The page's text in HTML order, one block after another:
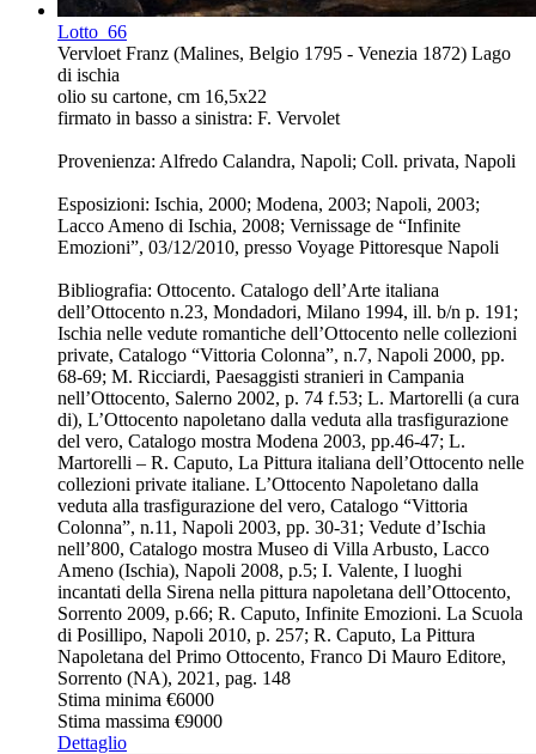
Lotto 66
Vervloet Franz (Malines, Belgio 1795 - Venezia 1872) Lago
di ischia
olio su cartone, cm 16,5x22
firmato in basso a sinistra: F. Vervolet
Provenienza: Alfredo Calandra, Napoli; Coll. privata, Napoli
Esposizioni: Ischia, 2000; Modena, 2003; Napoli, 2003;
Lacco Ameno di Ischia, 2008; Vernissage de “Infinite
Emozioni”, 03/12/2010, presso Voyage Pittoresque Napoli
Bibliografia: Ottocento. Catalogo dell’Arte italiana
dell’Ottocento n.23, Mondadori, Milano 1994, ill. b/n p. 191;
Ischia nelle vedute romantiche dell’Ottocento nelle collezioni
private, Catalogo “Vittoria Colonna”, n.7, Napoli 2000, pp.
68-69; M. Ricciardi, Paesaggisti stranieri in Campania
nell’Ottocento, Salerno 2002, p. 74 f.53; L. Martorelli (a cura
di), L’Ottocento napoletano dalla veduta alla trasfigurazione
del vero, Catalogo mostra Modena 2003, pp.46-47; L.
Martorelli – R. Caputo, La Pittura italiana dell’Ottocento nelle
collezioni private italiane. L’Ottocento Napoletano dalla
veduta alla trasfigurazione del vero, Catalogo “Vittoria
Colonna”, n.11, Napoli 2003, pp. 30-31; Vedute d’Ischia
nell’800, Catalogo mostra Museo di Villa Arbusto, Lacco
Ameno (Ischia), Napoli 2008, p.5; I. Valente, I luoghi
incantati della Sirena nella pittura napoletana dell’Ottocento,
Sorrento 2009, p.66; R. Caputo, Infinite Emozioni. La Scuola
di Posillipo, Napoli 2010, p. 257; R. Caputo, La Pittura
Napoletana del Primo Ottocento, Franco Di Mauro Editore,
Sorrento (NA), 2021, pag. 148
Stima minima €6000
Stima massima €9000
Dettaglio